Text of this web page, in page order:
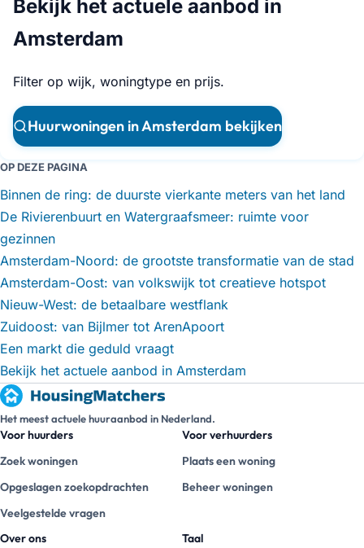
Bekijk het actuele aanbod in
Amsterdam
Filter op wijk, woningtype en prijs.
Huurwoningen in Amsterdam bekijken
OP DEZE PAGINA
Binnen de ring: de duurste vierkante meters van het land
De Rivierenbuurt en Watergraafsmeer: ruimte voor
gezinnen
Amsterdam-Noord: de grootste transformatie van de stad
Amsterdam-Oost: van volkswijk tot creatieve hotspot
Nieuw-West: de betaalbare westflank
Zuidoost: van Bijlmer tot ArenApoort
Een markt die geduld vraagt
Bekijk het actuele aanbod in Amsterdam
Het meest actuele huuraanbod in Nederland.
Voor huurders
Zoek woningen
Opgeslagen zoekopdrachten
Veelgestelde vragen
Voor verhuurders
Plaats een woning
Beheer woningen
Over ons Taal